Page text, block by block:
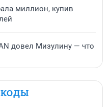
миллион, купив
довел Мизулину — что